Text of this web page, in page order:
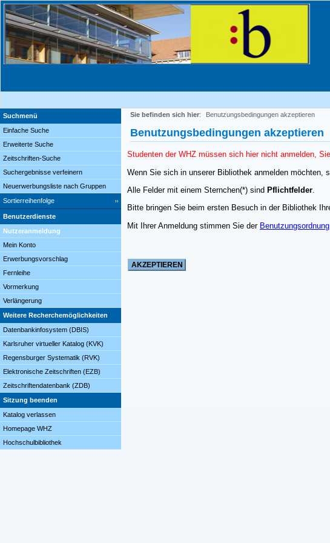
Suchmenü
Einfache Suche
Erweiterte Suche
Zeitschriften-Suche
Suchergebnisse verfeinern
Neuerwerbungsliste nach Gruppen
Sortierreihenfolge
Benutzerdienste
Nutzeranmeldung
Mein Konto
Erwerbungsvorschlag
Fernleihe
Vormerkung
Verlängerung
Weitere Recherchemöglichkeiten
Datenbankinfosystem (DBIS)
Karlsruher virtueller Katalog (KVK)
Regensburger Systematik (RVK)
Elektronische Zeitschriften (EZB)
Zeitschriftendatenbank (ZDB)
Sitzung beenden
Katalog verlassen
Homepage WHZ
Hochschulbibliothek
Sie befinden sich hier: Benutzungsbedingungen akzeptieren
Benutzungsbedingungen akzeptieren
Studenten der WHZ müssen sich hier nicht anmelden,
Wenn Sie sich in unserer Bibliothek anmelden möchten,
Alle Felder mit einem Sternchen(*) sind Pflichtfelder
Bitte bringen Sie beim ersten Besuch in der Bibliothek
Mit Ihrer Anmeldung stimmen Sie der Benutzungsordnung